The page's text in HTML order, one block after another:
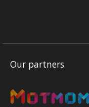
Our partners